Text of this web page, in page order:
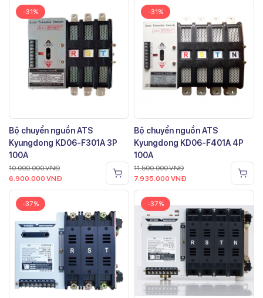
-31%
Bộ chuyển nguồn ATS
Kyungdong KD06-F301A 3P
100A
10.000.000VNĐ
6.900.000 VNĐ
-31%
Bộ chuyển nguồn ATS
Kyungdong KD06-F401A 4P
100A
11.500.000VNĐ
7.935.000 VNĐ
-37% -37%